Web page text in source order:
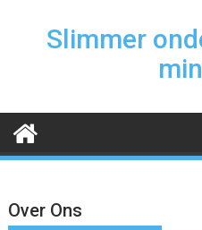
Slimmer
Over Ons